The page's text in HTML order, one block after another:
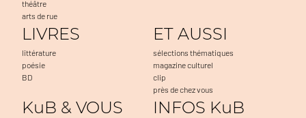
théâtre
arts de rue
LIVRES
littérature
poésie
BD
ET AUSSI
sélections thématiques
magazine culturel
clip
près de chez vous
KuB & VOUS INFOS KuB